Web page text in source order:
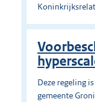
Deze regeling
gemeente